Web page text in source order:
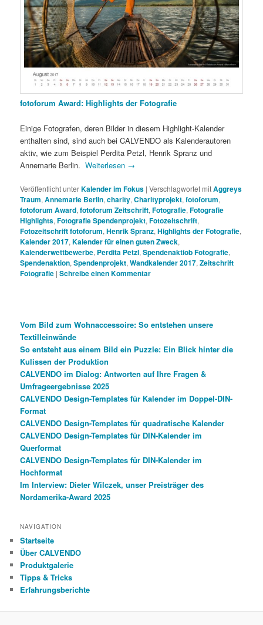
fotoforum Award: Highlights der Fotografie
Einige Fotografen, deren Bilder in diesem Highlight-Kalender
enthalten sind, sind auch bei CALVENDO als Kalenderautoren
aktiv, wie zum Beispiel Perdita Petzl, Henrik Spranz und
Annemarie Berlin.Weiterlesen →
Veröffentlicht unterKalender im Fokus |Verschlagwortet mitAggreys
Traum,Annemarie Berlin,charity,Charityprojekt,fotoforum,
fotoforum Award,fotoforum Zeitschrift,Fotografie,Fotografie
Highlights,Fotografie Spendenprojekt,Fotozeitschrift,
Fotozeitschrift fotoforum,Henrik Spranz,Highlights der Fotografie,
Kalender 2017,Kalender für einen guten Zweck,
Kalenderwettbewerbe, Perdita Petzl,Spendenaktiob Fotografie,
Spendenaktion,Spendenprojekt,Wandkalender 2017,Zeitschrift
Fotografie |Schreibe einen Kommentar
Vom Bild zum Wohnaccessoire: So entstehen unsere
Textilleinwände
So entsteht aus einem Bild ein Puzzle: Ein Blick hinter die
Kulissen der Produktion
CALVENDO im Dialog: Antworten auf Ihre Fragen &
Umfrageergebnisse 2025
CALVENDO Design-Templates für Kalender im Doppel-DIN-
Format
CALVENDO Design-Templates für quadratische Kalender
CALVENDO Design-Templates für DIN-Kalender im
Querformat
CALVENDO Design-Templates für DIN-Kalender im
Hochformat
Im Interview: Dieter Wilczek, unser Preisträger des
Nordamerika-Award 2025
NAVIGATION
Startseite
Über CALVENDO
Produktgalerie
Tipps & Tricks
Erfahrungsberichte